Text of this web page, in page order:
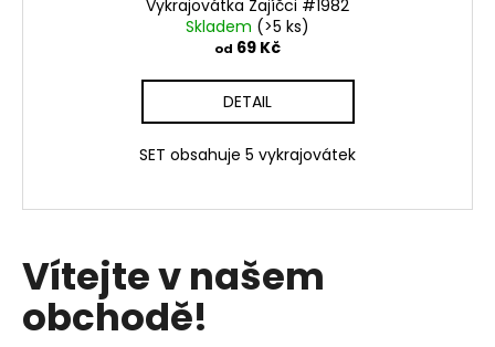
Vykrajovátka Zajíčci #1982
Skladem (>5 ks)
od 69 Kč
DETAIL
SET obsahuje 5 vykrajovátek
Vítejte v našem
obchodě!